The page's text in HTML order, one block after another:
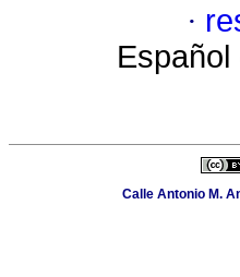
·
Español
Calle Antonio M.